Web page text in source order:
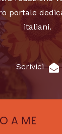
portale
italiani.
Scrivici
A ME